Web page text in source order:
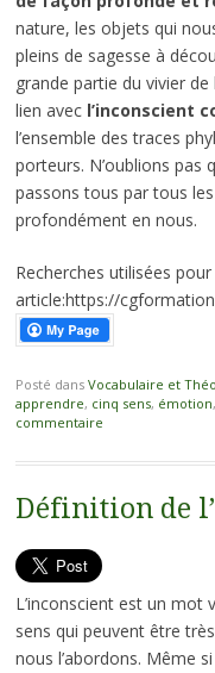
nature, les objets qui
pleins de sagesse à
grande partie du vivier
lien avec l’inconscient
l’ensemble des traces
porteurs. N’oublions pas
passons tous par tous
profondément en nous.
Recherches utilisées
article:https://
Posté dans Vocabulaire et
apprendre, cinq sens, émotion,
commentaire
Définition de
L’inconscient est un mot
sens qui peuvent être
nous l’abordons. Même